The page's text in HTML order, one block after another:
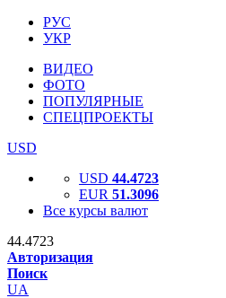
РУС
УКР
ВИДЕО
ФОТО
ПОПУЛЯРНЫЕ
СПЕЦПРОЕКТЫ
USD
USD 44.4723
EUR 51.3096
Все курсы валют
44.4723
Авторизация
Поиск
UA